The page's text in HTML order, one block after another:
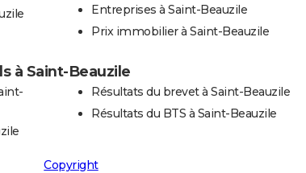
Entreprises à Saint-Beauzile
Prix immobilier à Saint-Beauzile
à Saint-Beauzile
Résultats du brevet à Saint-Beauzile
Résultats du BTS à Saint-Beauzile
Copyright